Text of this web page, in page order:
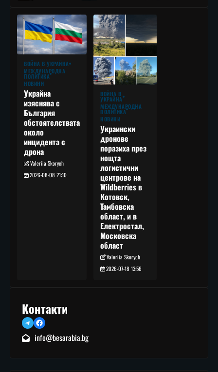
ВОЙНА В УКРАЙНА
МЕЖДУНАРОДНА
ПОЛИТИКА
НОВИНИ
Украйна
изяснява с
България
обстоятелствата
около
инцидента с
дрона
Valeriia Skorych
2026-08-08 21:10
ВОЙНА В
УКРАЙНА
МЕЖДУНАРОДНА
ПОЛИТИКА
НОВИНИ
Украински
дронове
поразиха през
нощта
логистични
центрове на
Wildberries в
Котовск,
Тамбовска
област, и в
Електростал,
Московска
област
Valeriia Skorych
2026-07-18 13:56
Контакти
TelegramFacebook
info@besarabia.bg